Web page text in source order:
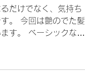
だけでなく、気持ち
。 今回は艶のでた髪
す。 ベーシックなブ